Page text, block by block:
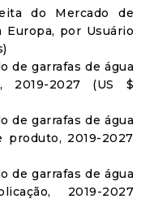
do Mercado de
Europa, por Usuário
de garrafas de água
2019-2027 (US $
de garrafas de água
produto, 2019-2027
de garrafas de água
2019-2027